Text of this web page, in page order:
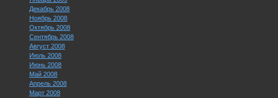
Декабрь 2008
Ноябрь 2008
Октябрь 2008
Сентябрь 2008
Август 2008
Июль 2008
Июнь 2008
Май 2008
Апрель 2008
Март 2008